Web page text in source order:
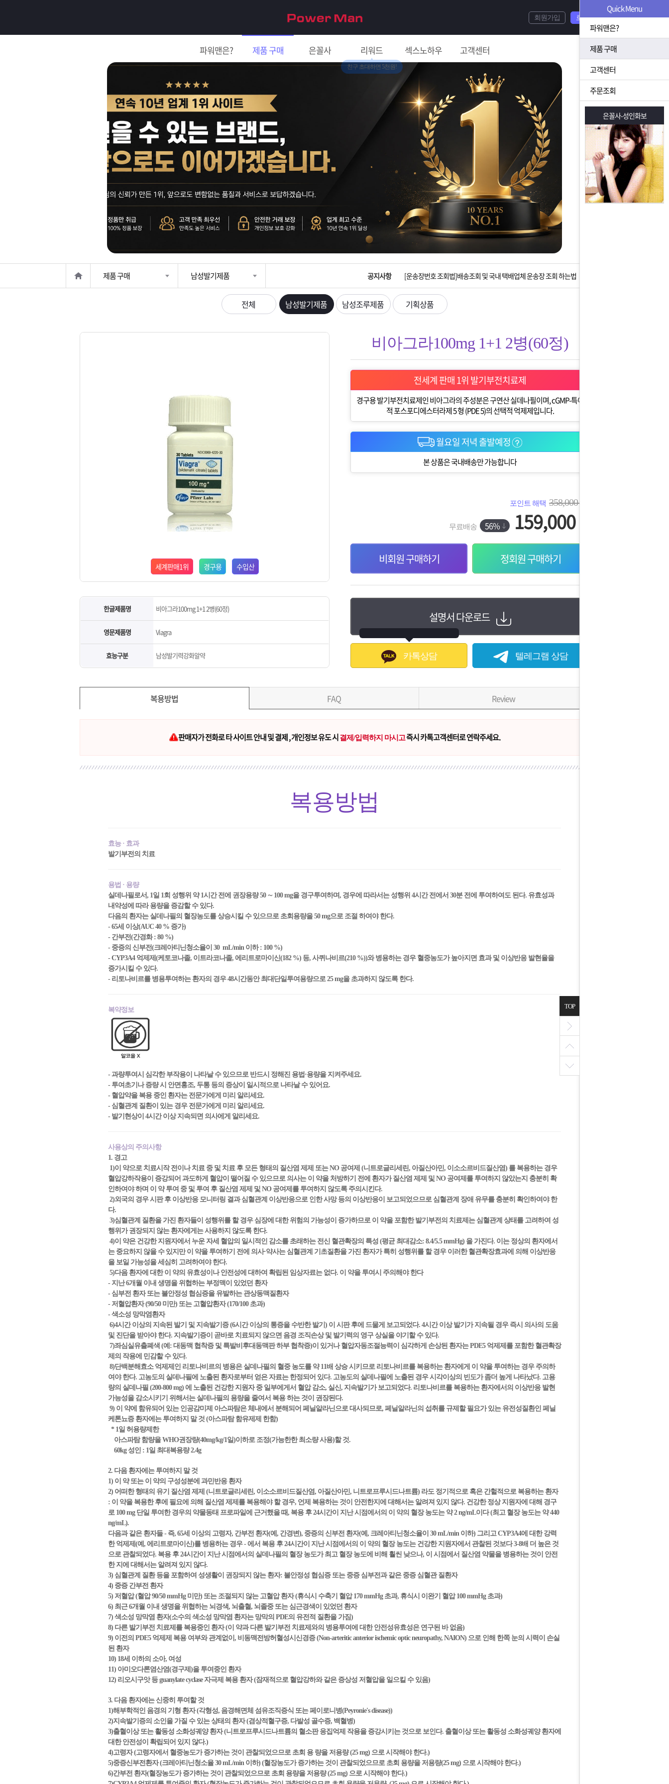
파워맨은? 제품 구매 은꼴사 리워드
친구 초대하면 5천원!
섹스노하우 고객센터
회원가입 로그인
그
제품 구매 남성발기제품 공지사항
입금확인이 안되는 상황을 대비해 꼭 입금후 고객센터 연락바랍니다.
[운송장번호 조회법]배송조회 및 국내 택배업체 운송장 조회 하는법
[ios앱 오픈]아이폰 고객 앱설치 가능합니다.
입금확인이 안되는 상황을 대비해 꼭 입금후 고객센터 연락바랍니다.
[2026구정 연휴]설 연휴 배송 및 휴무 안내
전체 남성발기제품 남성조루제품 기획상품
세계판매1위 경구용 수입산
한글제품명 비아그라100mg 1+1 2병(60정)
영문제품명 Viagra
효능구분 남성발기력강화알약
비아그라100mg 1+1 2병(60정)
전세계 판매 1위 발기부전치료제
경구용 발기부전치료제인 비아그라의 주성분은 구연산 실데나필이며, cGMP-특이
적 포스포디에스터라제 5 형 (PDE 5)의 선택적 억제제입니다.
월요일 저녁 출발예정
본 상품은 국내배송만 가능합니다
포인트 해택 358,000
무료배송 56% 159,000
비회원 구매하기 정회원 구매하기
설명서 다운로드
카톡상담 텔레그램 상담
복용방법 FAQ Review
판매자가 전화로 타 사이트 안내 및 결제 , 개인정보 유도 시결제/입력하지 마시고즉시 카톡고객센터로 연락주세요.
복용방법
효능 · 효과
발기부전의 치료
용법 · 용량
실데나필로서, 1일 1회 성행위 약 1시간 전에 권장용량 50 ∼ 100 mg을 경구투여하며, 경우에 따라서는 성행위 4시간 전에서 30분 전에 투여하여도 된다. 유효성과
내약성에 따라 용량을 증감할 수 있다.
다음의 환자는 실데나필의 혈장농도를 상승시킬 수 있으므로 초회용량을 50 mg으로 조절 하여야 한다.
- 65세 이상(AUC 40 % 증가)
- 간부전(간경화 : 80 %)
- 중증의 신부전(크레아티닌청소율이 30 mL/min 이하 : 100 %)
- CYP3A4 억제제(케토코나졸, 이트라코나졸, 에리트로마이신(182 %) 등, 사퀴나비르(210 %))와 병용하는 경우 혈중농도가 높아지면 효과 및 이상반응 발현율을
증가시킬 수 있다.
- 리토나비르를 병용투여하는 환자의 경우 48시간동안 최대단일투여용량으로 25 mg을 초과하지 않도록 한다.
복약정보
- 과량투여시 심각한 부작용이 나타날 수 있으므로 반드시 정해진 용법·용량을 지켜주세요.
- 투여초기나 증량 시 안면홍조, 두통 등의 증상이 일시적으로 나타날 수 있어요.
- 혈압약을 복용 중인 환자는 전문가에게 미리 알리세요.
- 심혈관계 질환이 있는 경우 전문가에게 미리 알리세요.
- 발기현상이 4시간 이상 지속되면 의사에게 알리세요.
사용상의 주의사항
1. 경고
1)이 약으로 치료시작 전이나 치료 중 및 치료 후 모든 형태의 질산염 제제 또는 NO 공여제 (니트로글리세린, 아질산아민, 이소소르비드질산염) 를 복용하는 경우
혈압강하작용이 증강되어 과도하게 혈압이 떨어질 수 있으므로 의사는 이 약을 처방하기 전에 환자가 질산염 제제 및 NO 공여제를 투여하지 않았는지 충분히 확
인하여야 하며 이 약 투여 중 및 투여 후 질산염 제제 및 NO 공여제를 투여하지 않도록 주의시킨다.
2)외국의 경우 시판 후 이상반응 모니터링 결과 심혈관계 이상반응으로 인한 사망 등의 이상반응이 보고되었으므로 심혈관계 장애 유무를 충분히 확인하여야 한
다.
3)심혈관계 질환을 가진 환자들이 성행위를 할 경우 심장에 대한 위험의 가능성이 증가하므로 이 약을 포함한 발기부전의 치료제는 심혈관계 상태를 고려하여 성
행위가 권장되지 않는 환자에게는 사용하지 않도록 한다.
4)이 약은 건강한 지원자에서 누운 자세 혈압의 일시적인 감소를 초래하는 전신 혈관확장의 특성 (평균 최대감소: 8.4/5.5 mmHg) 을 가진다. 이는 정상의 환자에서
는 중요하지 않을 수 있지만 이 약을 투여하기 전에 의사·약사는 심혈관계 기초질환을 가진 환자가 특히 성행위를 할 경우 이러한 혈관확장효과에 의해 이상반응
을 보일 가능성을 세심히 고려하여야 한다.
5)다음 환자에 대한 이 약의 유효성이나 안전성에 대하여 확립된 임상자료는 없다. 이 약을 투여시 주의해야 한다
- 지난 6개월 이내 생명을 위협하는 부정맥이 있었던 환자
- 심부전 환자 또는 불안정성 협심증을 유발하는 관상동맥질환자
- 저혈압환자 (90/50 미만) 또는 고혈압환자 (170/100 초과)
- 색소성 망막염환자
6)4시간 이상의 지속된 발기 및 지속발기증 (6시간 이상의 통증을 수반한 발기) 이 시판 후에 드물게 보고되었다. 4시간 이상 발기가 지속될 경우 즉시 의사의 도움
및 진단을 받아야 한다. 지속발기증이 곧바로 치료되지 않으면 음경 조직손상 및 발기력의 영구 상실을 야기할 수 있다.
7)좌심실유출폐색 (예: 대동맥 협착증 및 특발비후대동맥판 하부 협착증)이 있거나 혈압자동조절능력이 심각하게 손상된 환자는 PDE5 억제제를 포함한 혈관확장
제의 작용에 민감할 수 있다.
8)단백분해효소 억제제인 리토나비르의 병용은 실데나필의 혈중 농도를 약 11배 상승 시키므로 리토나비르를 복용하는 환자에게 이 약을 투여하는 경우 주의하
여야 한다. 고농도의 실데나필에 노출된 환자로부터 얻은 자료는 한정되어 있다. 고농도의 실데나필에 노출된 경우 시각이상의 빈도가 좀더 높게 나타났다. 고용
량의 실데나필 (200-800 mg) 에 노출된 건강한 지원자 중 일부에게서 혈압 감소, 실신, 지속발기가 보고되었다. 리토나비르를 복용하는 환자에서의 이상반응 발현
가능성을 감소시키기 위해서는 실데나필의 용량을 줄여서 복용 하는 것이 권장된다.
9) 이 약에 함유되어 있는 인공감미제 아스파탐은 체내에서 분해되어 페닐알라닌으로 대사되므로, 페닐알라닌의 섭취를 규제할 필요가 있는 유전성질환인 페닐
케톤뇨증 환자에는 투여하지 말 것 (아스파탐 함유제제 한함)
* 1일 허용량제한
아스파탐 함량을 WHO권장량(40mg/kg/1일)이하로 조정(가능한한 최소량 사용)할 것.
60kg 성인 : 1일 최대복용량 2.4g
2. 다음 환자에는 투여하지 말 것
1) 이 약 또는 이 약의 구성성분에 과민반응 환자
2) 어떠한 형태의 유기 질산염 제제 (니트로글리세린, 이소소르비드질산염, 아질산아민, 니트로프루시드나트륨) 라도 정기적으로 혹은 간헐적으로 복용하는 환자
: 이 약을 복용한 후에 필요에 의해 질산염 제제를 복용해야 할 경우, 언제 복용하는 것이 안전한지에 대해서는 알려져 있지 않다. 건강한 정상 지원자에 대해 경구
로 100 mg 단일 투여한 경우의 약물동태 프로파일에 근거했을 때, 복용 후 24시간이 지난 시점에서의 이 약의 혈장 농도는 약 2 ng/mL이다 (최고 혈장 농도는 약 440
ng/mL).
다음과 같은 환자들 - 즉, 65세 이상의 고령자, 간부전 환자(예, 간경변), 중증의 신부전 환자(예, 크레아티닌청소율이 30 mL/min 이하) 그리고 CYP3A4에 대한 강력
한 억제제(예, 에리트로마이신)를 병용하는 경우 - 에서 복용 후 24시간이 지난 시점에서의 이 약의 혈장 농도는 건강한 지원자에서 관찰된 것보다 3-8배 더 높은 것
으로 관찰되었다. 복용 후 24시간이 지난 시점에서의 실데나필의 혈장 농도가 최고 혈장 농도에 비해 훨씬 낮으나, 이 시점에서 질산염 약물을 병용하는 것이 안전
한 지에 대해서는 알려져 있지 않다.
3) 심혈관계 질환 등을 포함하여 성생활이 권장되지 않는 환자: 불안정성 협심증 또는 중증 심부전과 같은 중증 심혈관 질환자
4) 중증 간부전 환자
5) 저혈압 (혈압 90/50 mmHg 미만) 또는 조절되지 않는 고혈압 환자 (휴식시 수축기 혈압 170 mmHg 초과, 휴식시 이완기 혈압 100 mmHg 초과)
6) 최근 6개월 이내 생명을 위협하는 뇌경색, 뇌출혈, 뇌졸중 또는 심근경색이 있었던 환자
7) 색소성 망막염 환자(소수의 색소성 망막염 환자는 망막의 PDE의 유전적 질환을 가짐)
8) 다른 발기부전 치료제를 복용중인 환자 (이 약과 다른 발기부전 치료제와의 병용투여에 대한 안전성유효성은 연구된 바 없음)
9) 이전의 PDE5 억제제 복용 여부와 관계없이, 비동맥전방허혈성시신경증 (Non-arteritic anterior ischemic optic neuropathy, NAION) 으로 인해 한쪽 눈의 시력이 손실
된 환자
10) 18세 이하의 소아, 여성
11) 아미오다론염산염(경구제)을 투여중인 환자
12) 리오시구앗 등 guanylate cyclase 자극제 복용 환자 (잠재적으로 혈압강하와 같은 증상성 저혈압을 일으킬 수 있음)
3. 다음 환자에는 신중히 투여할 것
1)해부학적인 음경의 기형 환자 (각형성, 음경해면체 섬유조직증식 또는 페이로니병(Peyronie's disease))
2)지속발기증의 소인을 가질 수 있는 상태의 환자 (겸상적혈구증, 다발성 골수증, 백혈병)
3)출혈이상 또는 활동성 소화성궤양 환자 (니트로프루시드나트륨의 혈소판 응집억제 작용을 증강시키는 것으로 보인다. 출혈이상 또는 활동성 소화성궤양 환자에
대한 안전성이 확립되어 있지 않다.)
4)고령자 (고령자에서 혈중농도가 증가하는 것이 관찰되었으므로 초회 용 량을 저용량 (25 mg) 으로 시작해야 한다.)
5)중증신부전환자 (크레아티닌청소율 30 mL/min 이하) (혈장농도가 증가하는 것이 관찰되었으므로 초회 용량을 저용량(25 mg) 으로 시작해야 한다.)
6)간부전 환자(혈장농도가 증가하는 것이 관찰되었으므로 초회 용량을 저용량 (25 mg) 으로 시작해야 한다.)
Quick Menu
파워맨은?
제품 구매
고객센터
주문조회
은꼴사-성인화보 은꼴사-성인화보
TOP